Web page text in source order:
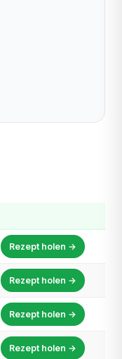
Rezept holen →
Rezept holen →
Rezept holen →
Rezept holen →